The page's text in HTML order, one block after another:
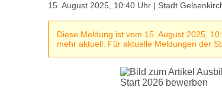
15. August 2025, 10:40 Uhr | Stadt
Diese Meldung ist vom 15. August 2025,
mehr aktuell. Für aktuelle Meldungen der